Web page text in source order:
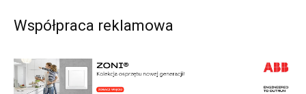
Współpraca reklamowa